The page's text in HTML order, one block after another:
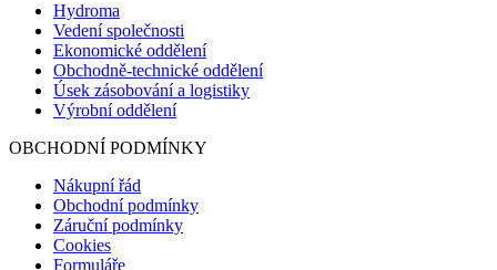
Hydroma
Vedení společnosti
Ekonomické oddělení
Obchodně-technické oddělení
Úsek zásobování a logistiky
Výrobní oddělení
OBCHODNÍ PODMÍNKY
Nákupní řád
Obchodní podmínky
Záruční podmínky
Cookies
Formuláře